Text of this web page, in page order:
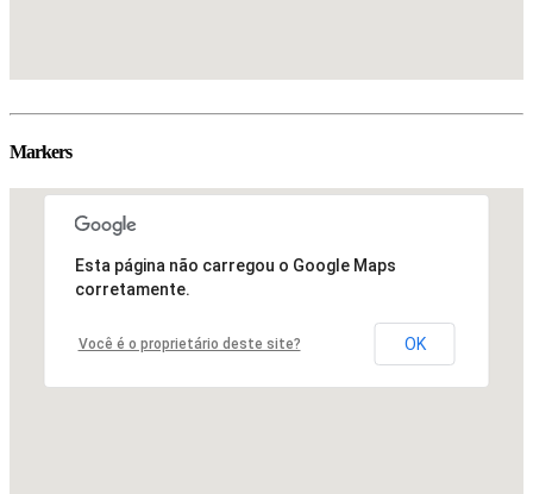
Markers
Esta página não carregou o Google Maps
corretamente.
Você é o proprietário deste site? OK